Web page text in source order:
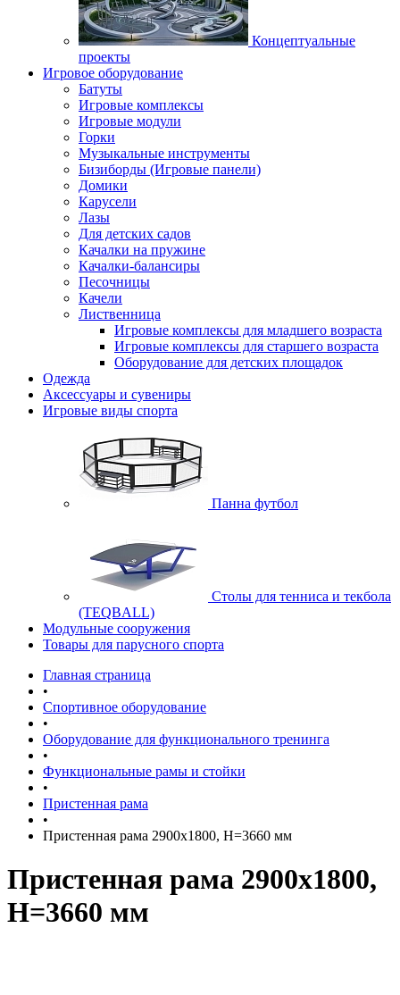
Концептуальные
проекты
Игровое оборудование
Батуты
Игровые комплексы
Игровые модули
Горки
Музыкальные инструменты
Бизиборды (Игровые панели)
Домики
Карусели
Лазы
Для детских садов
Качалки на пружине
Качалки-балансиры
Песочницы
Качели
Лиственница
Игровые комплексы для младшего возраста
Игровые комплексы для старшего возраста
Оборудование для детских площадок
Одежда
Аксессуары и сувениры
Игровые виды спорта
Панна футбол
Cтолы для тенниса и текбола
(TEQBALL)
Модульные сооружения
Товары для парусного спорта
Главная страница
•
Спортивное оборудование
•
Оборудование для функционального тренинга
•
Функциональные рамы и стойки
•
Пристенная рама
•
Пристенная рама 2900х1800, H=3660 мм
Пристенная рама 2900х1800,
H=3660 мм